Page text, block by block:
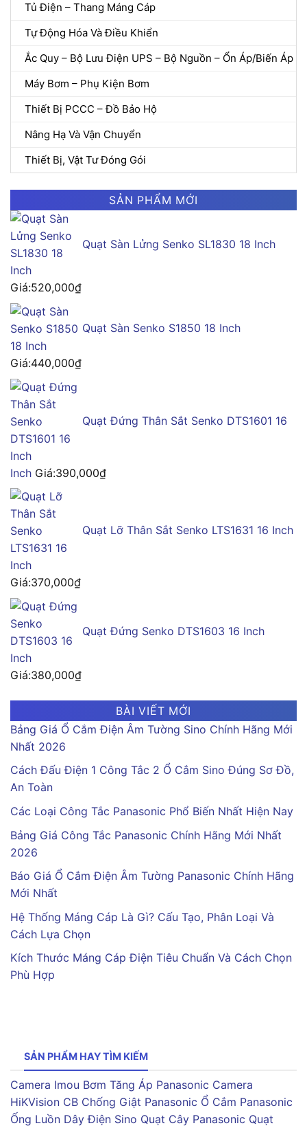
Tủ Điện – Thang Máng Cáp
Tự Động Hóa Và Điều Khiển
Ắc Quy – Bộ Lưu Điện UPS – Bộ Nguồn – Ổn Áp/Biến Áp
Máy Bơm – Phụ Kiện Bơm
Thiết Bị PCCC – Đồ Bảo Hộ
Nâng Hạ Và Vận Chuyển
Thiết Bị, Vật Tư Đóng Gói
SẢN PHẨM MỚI
Quạt Sàn Lửng Senko SL1830 18 Inch
Giá:520,000₫
Quạt Sàn Senko S1850 18 Inch
Giá:440,000₫
Quạt Đứng Thân Sắt Senko DTS1601 16
Inch Giá:390,000₫
Quạt Lỡ Thân Sắt Senko LTS1631 16 Inch
Giá:370,000₫
Quạt Đứng Senko DTS1603 16 Inch
Giá:380,000₫
BÀI VIẾT MỚI
Bảng Giá Ổ Cắm Điện Âm Tường Sino Chính Hãng Mới
Nhất 2026
Cách Đấu Điện 1 Công Tắc 2 Ổ Cắm Sino Đúng Sơ Đồ,
An Toàn
Các Loại Công Tắc Panasonic Phổ Biến Nhất Hiện Nay
Bảng Giá Công Tắc Panasonic Chính Hãng Mới Nhất
2026
Báo Giá Ổ Cắm Điện Âm Tường Panasonic Chính Hãng
Mới Nhất
Hệ Thống Máng Cáp Là Gì? Cấu Tạo, Phân Loại Và
Cách Lựa Chọn
Kích Thước Máng Cáp Điện Tiêu Chuẩn Và Cách Chọn
Phù Hợp
SẢN PHẨM HAY TÌM KIẾM
Camera Imou Bơm Tăng Áp Panasonic Camera
HiKVision CB Chống Giật Panasonic Ổ Cắm Panasonic
Ống Luồn Dây Điện Sino Quạt Cây Panasonic Quạt